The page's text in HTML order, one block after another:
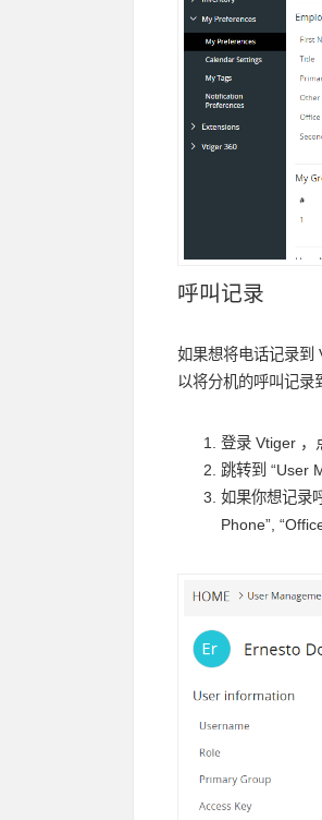
呼叫记录
如果想将电话记录到
以将分机的呼叫记录
登录 Vtiger ，
跳转到 “User
如果你想记录
Phone”,